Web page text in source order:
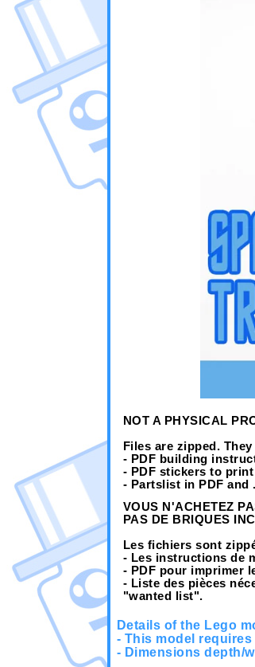
NOT A PHYSICAL
Files are zipped. They
- PDF building
- PDF stickers to
- Partslist in PDF
VOUS N'ACHETEZ
PAS DE BRIQUES
Les fichiers sont
- Les instructions de
- PDF pour imprimer
- Liste des pièces
"wanted list".
Details of the Lego
- This model
- Dimensions depth/